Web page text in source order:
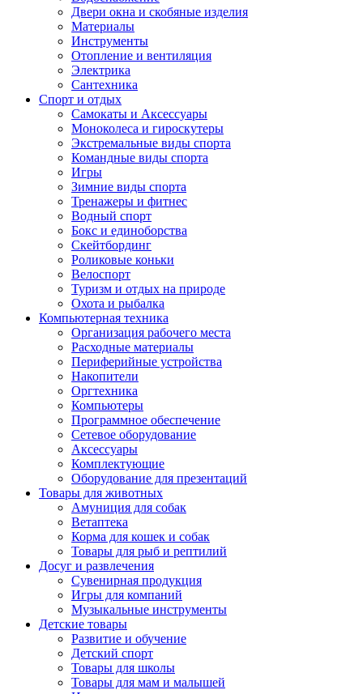
Двери окна и скобяные изделия
Материалы
Инструменты
Отопление и вентиляция
Электрика
Сантехника
Спорт и отдых
Самокаты и Аксессуары
Моноколеса и гироскутеры
Экстремальные виды спорта
Командные виды спорта
Игры
Зимние виды спорта
Тренажеры и фитнес
Водный спорт
Бокс и единоборства
Скейтбординг
Роликовые коньки
Велоспорт
Туризм и отдых на природе
Охота и рыбалка
Компьютерная техника
Организация рабочего места
Расходные материалы
Периферийные устройства
Накопители
Оргтехника
Компьютеры
Программное обеспечение
Сетевое оборудование
Аксессуары
Комплектующие
Оборудование для презентаций
Товары для животных
Амуниция для собак
Ветаптека
Корма для кошек и собак
Товары для рыб и рептилий
Досуг и развлечения
Сувенирная продукция
Игры для компаний
Музыкальные инструменты
Детские товары
Развитие и обучение
Детский спорт
Товары для школы
Товары для мам и малышей